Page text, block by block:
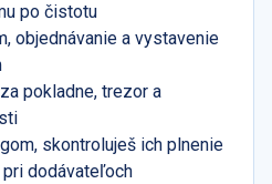
po čistotu
objednávanie a vystavenie
pokladne, trezor a
skontroluješ ich plnenie
dodávateľoch